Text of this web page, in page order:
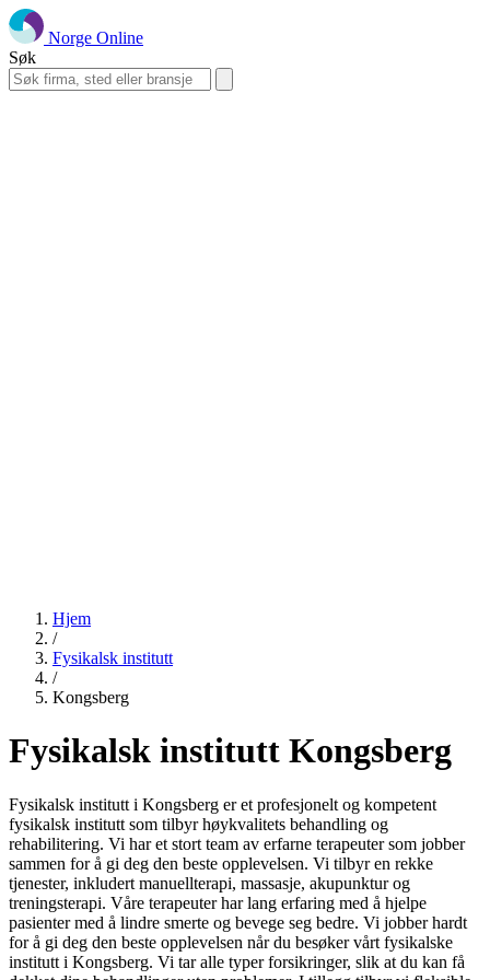
Norge Online
Søk
Hjem
/
Fysikalsk institutt
/
Kongsberg
Fysikalsk institutt Kongsberg
Fysikalsk institutt i Kongsberg er et profesjonelt og kompetent
fysikalsk institutt som tilbyr høykvalitets behandling og
rehabilitering. Vi har et stort team av erfarne terapeuter som jobber
sammen for å gi deg den beste opplevelsen. Vi tilbyr en rekke
tjenester, inkludert manuellterapi, massasje, akupunktur og
treningsterapi. Våre terapeuter har lang erfaring med å hjelpe
pasienter med å lindre smerte og bevege seg bedre. Vi jobber hardt
for å gi deg den beste opplevelsen når du besøker vårt fysikalske
institutt i Kongsberg. Vi tar alle typer forsikringer, slik at du kan få